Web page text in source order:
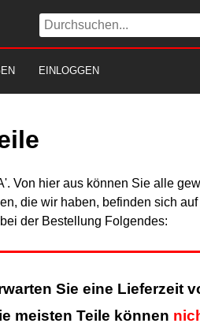
EINLOGGEN
Von hier aus können Sie alle
die wir haben, befinden sich
der Bestellung Folgendes:
Sie eine Lieferzeit
meisten Teile können